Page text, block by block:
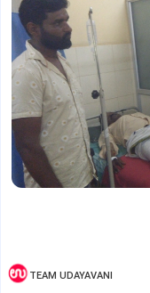
TEAM UDAYAVANI